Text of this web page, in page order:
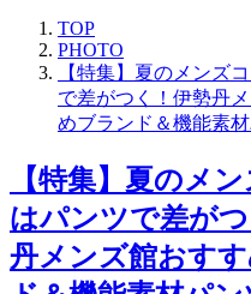
TOP
PHOTO
【特集】夏のメンズ
で差がつく！伊勢丹
めブランド＆機能素
【特集】夏のメ
はパンツで差が
丹メンズ館おす